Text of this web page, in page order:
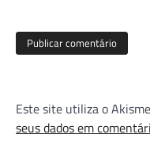
Este site utiliza o
seus dados em